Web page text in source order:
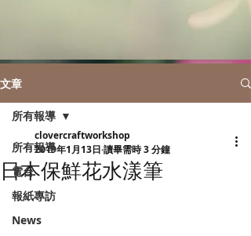
文章
所有報導
電台
報紙專訪
News
所有報導
日本保鮮花水漾筆
clovercraftworkshop
2019年1月13日 讀畢需時 3 分鐘